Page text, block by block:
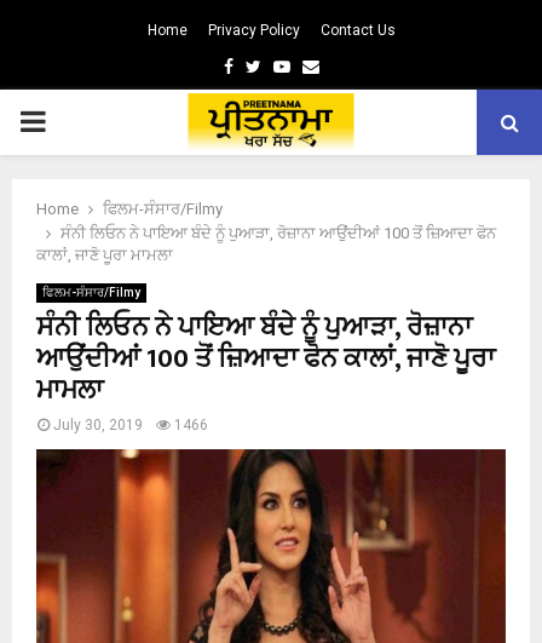
Home Privacy Policy Contact Us
Facebook
TwitterYoutube
Email
PRIMARY
Home
ਫਿਲਮ-ਸੰਸਾਰ/Filmy
ਸੰਨੀ ਲਿਓਨ ਨੇ ਪਾਇਆ ਬੰਦੇ ਨੂੰ ਪੁਆੜਾ, ਰੋਜ਼ਾਨਾ ਆਉਂਦੀਆਂ 100 ਤੋਂ ਜ਼ਿਆਦਾ ਫੋਨ
ਕਾਲਾਂ, ਜਾਣੋ ਪੂਰਾ ਮਾਮਲਾ
ਫਿਲਮ-ਸੰਸਾਰ/Filmy
ਸੰਨੀ ਲਿਓਨ ਨੇ ਪਾਇਆ ਬੰਦੇ ਨੂੰ ਪੁਆੜਾ, ਰੋਜ਼ਾਨਾ
ਆਉਂਦੀਆਂ 100 ਤੋਂ ਜ਼ਿਆਦਾ ਫੋਨ ਕਾਲਾਂ, ਜਾਣੋ ਪੂਰਾ
ਮਾਮਲਾ
July 30, 2019 1466